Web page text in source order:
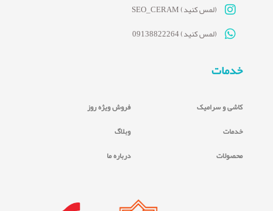
(لمس کنید) SEO_CERAM
(لمس کنید) 09138822264
خدمات
کاشی و سرامیک
خدمات
محصولات
فروش ویژه روز
وبلاگ
درباره ما